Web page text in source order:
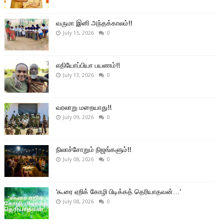
வருமா இனி அந்தக்காலம்!!
July 15, 2026 0
எதியோப்பியா பயணம்!!
July 13, 2026 0
வரலாறு மறையாது!!
July 09, 2026 0
நிலாச்சோறும் நிஜங்களும்!!
July 08, 2026 0
‘கூரை ஏறிக் கோழி பிடிக்கத் தெரியாதவன்…’
July 08, 2026 0